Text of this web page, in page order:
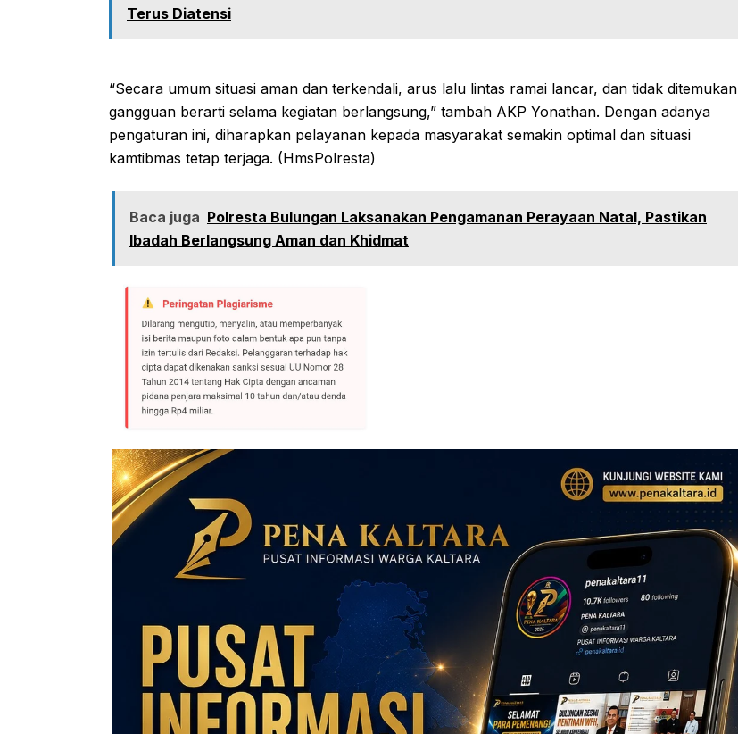
Terus Diatensi
“Secara umum situasi aman dan terkendali, arus lalu lintas ramai lancar, dan tidak ditemukan
gangguan berarti selama kegiatan berlangsung,” tambah AKP Yonathan. Dengan adanya
pengaturan ini, diharapkan pelayanan kepada masyarakat semakin optimal dan situasi
kamtibmas tetap terjaga. (HmsPolresta)
Baca juga Polresta Bulungan Laksanakan Pengamanan Perayaan Natal, Pastikan
Ibadah Berlangsung Aman dan Khidmat